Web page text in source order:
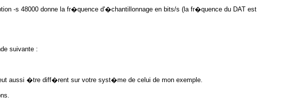
-s 48000 donne la fr�quence d'�chantillonnage en bits/s (la fr�quence du DAT est
suivante :
aussi �tre diff�rent sur votre syst�me de celui de mon exemple.